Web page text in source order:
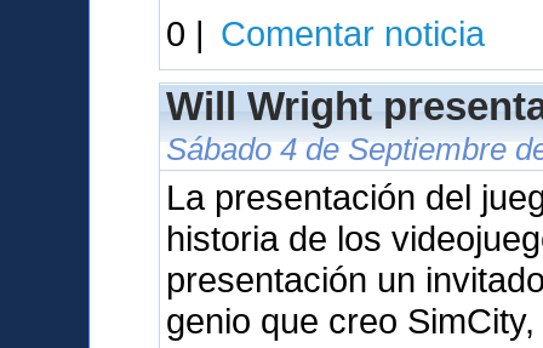
0 | Comentar noticia
Will Wright
Sábado 4 de Septiembre
La presentación del
historia de los
presentación un
genio que creo